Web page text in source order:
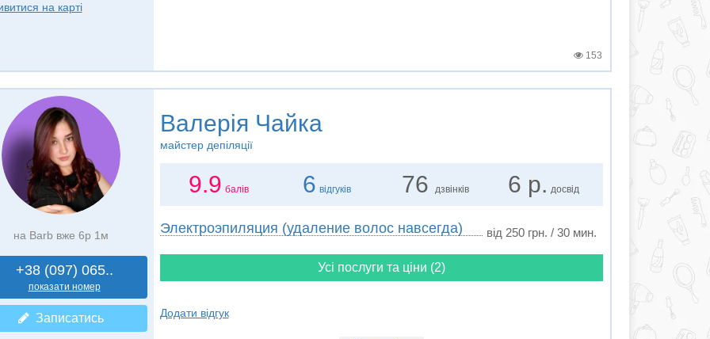
на карті
153
на Barb вже 6р 1м
+38 (097) 065..
показати номер
Записатись
Валерія Чайка
майстер депіляції
9.9 балів 6 відгуків 76 дзвінків 6 р. досвід
Электроэпиляция (удаление волос навсегда) від 250 грн. / 30 мин.
Усі послуги та ціни (2)
Додати відгук